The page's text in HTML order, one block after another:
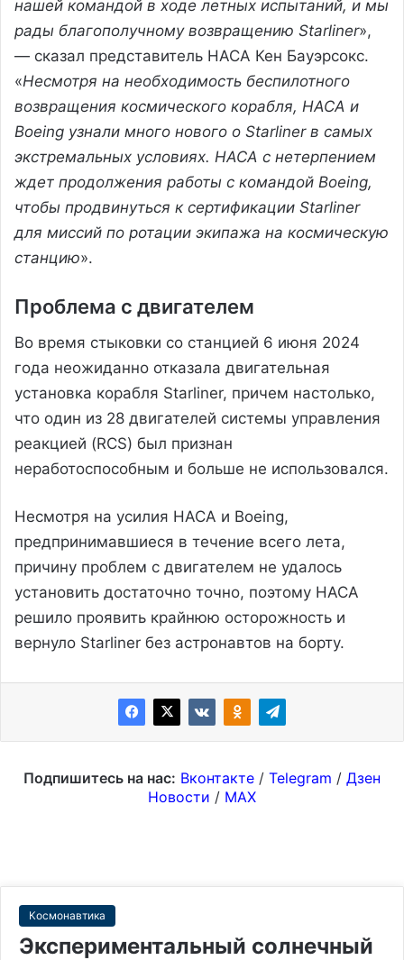
нашей командой в ходе летных испытаний, и мы
рады благополучному возвращению Starliner»,
— сказал представитель НАСА Кен Бауэрсокс.
«Несмотря на необходимость беспилотного
возвращения космического корабля, НАСА и
Boeing узнали много нового о Starliner в самых
экстремальных условиях. НАСА с нетерпением
ждет продолжения работы с командой Boeing,
чтобы продвинуться к сертификации Starliner
для миссий по ротации экипажа на космическую
станцию».
Проблема с двигателем
Во время стыковки со станцией 6 июня 2024
года неожиданно отказала двигательная
установка корабля Starliner, причем настолько,
что один из 28 двигателей системы управления
реакцией (RCS) был признан
неработоспособным и больше не использовался.
Несмотря на усилия НАСА и Boeing,
предпринимавшиеся в течение всего лета,
причину проблем с двигателем не удалось
установить достаточно точно, поэтому НАСА
решило проявить крайнюю осторожность и
вернуло Starliner без астронавтов на борту.
Подпишитесь на нас: Вконтакте / Telegram / Дзен
Новости / MAX